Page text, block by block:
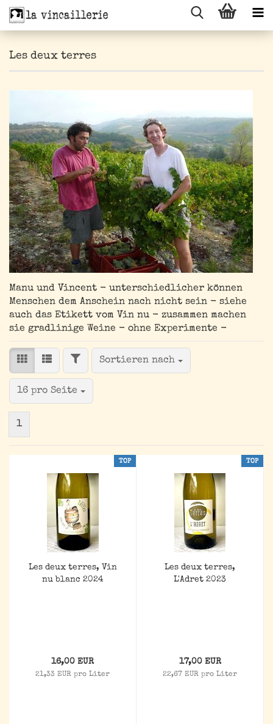
Les deux terres
Manu und Vincent - unterschiedlicher können
Menschen dem Anschein nach nicht sein - siehe
auch das Etikett vom Vin nu - zusammen machen
sie gradlinige Weine - ohne Experimente -
FILTERSortieren nach
Sortieren nach
16 pro Seite
pro Seite
1
TOP
Les deux terres, Vin
nu blanc 2024
16,00 EUR
21,33 EUR pro Liter
TOP
Les deux terres,
L'Adret 2023
17,00 EUR
22,67 EUR pro Liter